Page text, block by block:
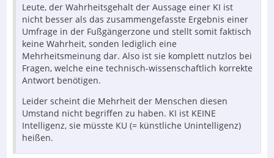
Leute, der Wahrheitsgehalt der Aussage einer KI ist
nicht besser als das zusammengefasste Ergebnis einer
Umfrage in der Fußgängerzone und stellt somit faktisch
keine Wahrheit, sonden lediglich eine
Mehrheitsmeinung dar. Also ist sie komplett nutzlos bei
Fragen, welche eine technisch-wissenschaftlich korrekte
Antwort benötigen.
Leider scheint die Mehrheit der Menschen diesen
Umstand nicht begriffen zu haben. KI ist KEINE
Intelligenz, sie müsste KU (= künstliche Unintelligenz)
heißen.